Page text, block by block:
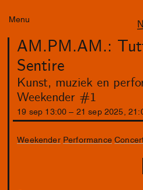
Menu
AM.PM.AM.:
Sentire
Kunst, muziek en
Weekender #1
19 sep 13 :00 21 sep 2025 21 :
Weekender Performance